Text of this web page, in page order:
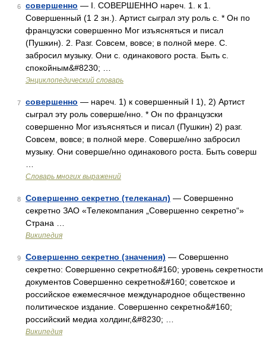
6 совершенно — I. СОВЕРШЕННО нареч. 1. к 1.
Совершенный (1 2 зн.). Артист сыграл эту роль с. * Он по
французски совершенно Мог изъясняться и писал
(Пушкин). 2. Разг. Совсем, вовсе; в полной мере. С.
забросил музыку. Они с. одинакового роста. Быть с.
спокойным&#8230; …
Энциклопедический словарь
7 совершенно — нареч. 1) к совершенный I 1), 2) Артист
сыграл эту роль соверше/нно. * Он по французски
совершенно Мог изъясняться и писал (Пушкин) 2) разг.
Совсем, вовсе; в полной мере. Соверше/нно забросил
музыку. Они соверше/нно одинакового роста. Быть соверш
Словарь многих выражений
8 Совершенно секретно (телеканал) — Совершенно
секретно ЗАО «Телекомпания „Совершенно секретно“»
Страна …
Википедия
9 Совершенно секретно (значения) — Совершенно
секретно: Совершенно секретно&#160; уровень секретности
документов Совершенно секретно&#160; советское и
российское ежемесячное международное общественно
политическое издание. Совершенно секретно&#160;
российский медиа холдинг,&#8230; …
Википедия